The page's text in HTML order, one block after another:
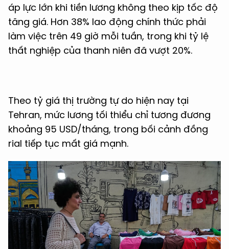
áp lực lớn khi tiền lương không theo kịp tốc độ
tăng giá. Hơn 38% lao động chính thức phải
làm việc trên 49 giờ mỗi tuần, trong khi tỷ lệ
thất nghiệp của thanh niên đã vượt 20%.
Theo tỷ giá thị trường tự do hiện nay tại
Tehran, mức lương tối thiểu chỉ tương đương
khoảng 95 USD/tháng, trong bối cảnh đồng
rial tiếp tục mất giá mạnh.